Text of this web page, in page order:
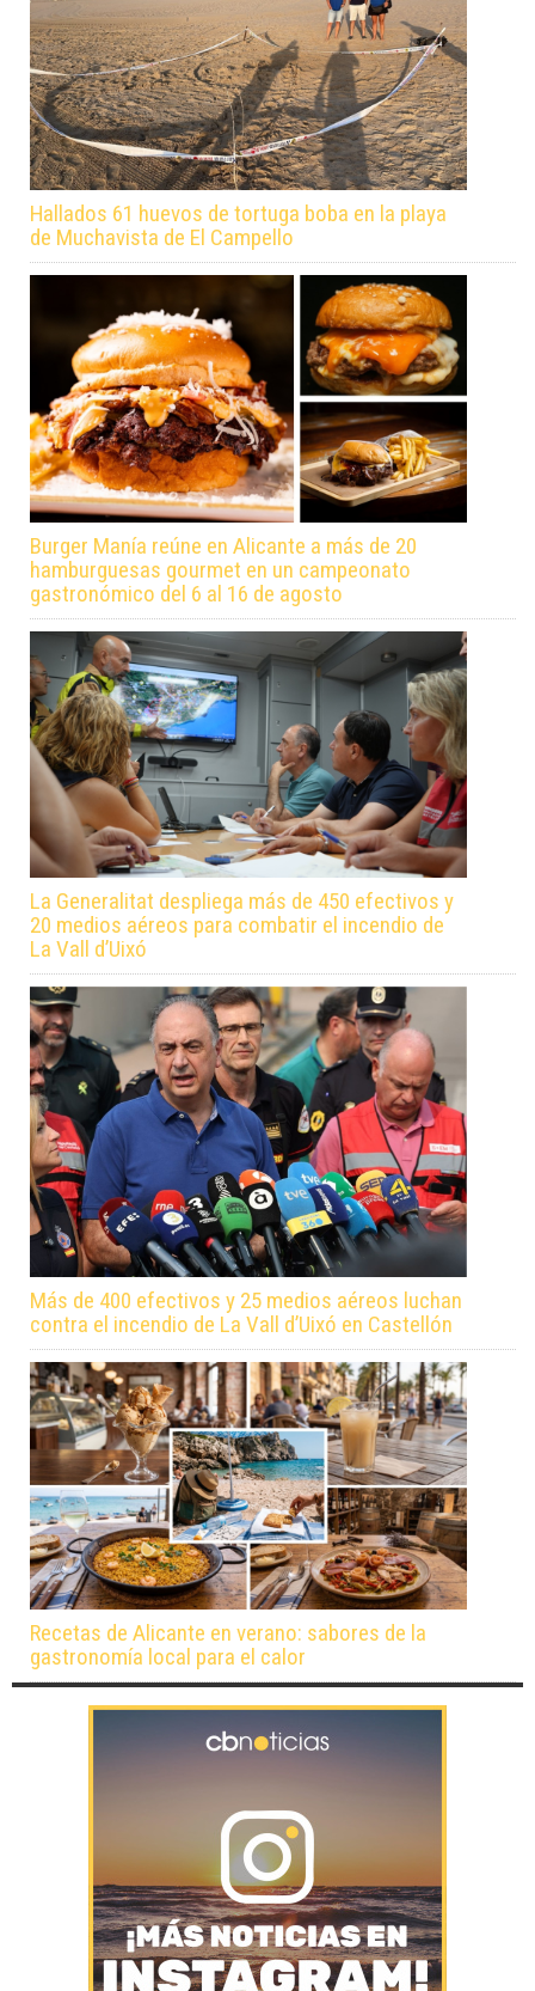
Hallados 61 huevos de tortuga boba en la playa
de Muchavista de El Campello
Burger Manía reúne en Alicante a más de 20
hamburguesas gourmet en un campeonato
gastronómico del 6 al 16 de agosto
La Generalitat despliega más de 450 efectivos y
20 medios aéreos para combatir el incendio de
La Vall d’Uixó
Más de 400 efectivos y 25 medios aéreos luchan
contra el incendio de La Vall d’Uixó en Castellón
Recetas de Alicante en verano: sabores de la
gastronomía local para el calor